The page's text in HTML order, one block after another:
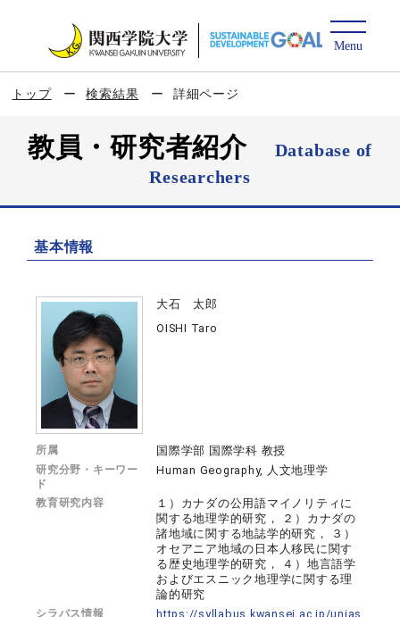
トップ 検索結果 詳細ページ
教員・研究者紹介
Database of
Researchers
基本情報
大石 太郎
OISHI Taro
所属 国際学部 国際学科 教授
研究分野・キーワー
ド
Human Geography, 人文地理学
教育研究内容
１）カナダの公用語マイノリティに
関する地理学的研究， ２）カナダの
諸地域に関する地誌学的研究， ３）
オセアニア地域の日本人移民に関す
る歴史地理学的研究， ４）地言語学
およびエスニック地理学に関する理
論的研究
シラバス情報
https://syllabus.kwansei.ac.jp/unias